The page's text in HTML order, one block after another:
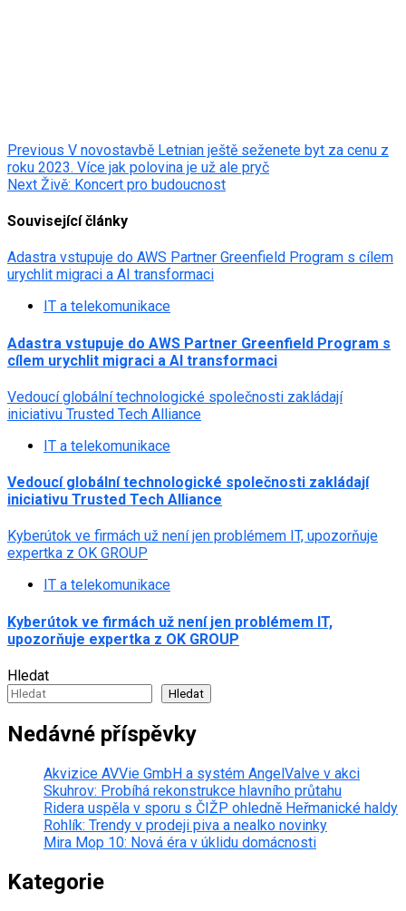
Post
navigation
Previous V novostavbě Letnian ještě seženete byt za cenu z
roku 2023. Více jak polovina je už ale pryč
Next Živě: Koncert pro budoucnost
Související články
Adastra vstupuje do AWS Partner Greenfield Program s cílem
urychlit migraci a AI transformaci
IT a telekomunikace
Adastra vstupuje do AWS Partner Greenfield Program s
cílem urychlit migraci a AI transformaci
Vedoucí globální technologické společnosti zakládají
iniciativu Trusted Tech Alliance
IT a telekomunikace
Vedoucí globální technologické společnosti zakládají
iniciativu Trusted Tech Alliance
Kyberútok ve firmách už není jen problémem IT, upozorňuje
expertka z OK GROUP
IT a telekomunikace
Kyberútok ve firmách už není jen problémem IT,
upozorňuje expertka z OK GROUP
Hledat
Hledat
Nedávné příspěvky
Akvizice AVVie GmbH a systém AngelValve v akci
Skuhrov: Probíhá rekonstrukce hlavního průtahu
Ridera uspěla v sporu s ČIŽP ohledně Heřmanické haldy
Rohlík: Trendy v prodeji piva a nealko novinky
Mira Mop 10: Nová éra v úklidu domácnosti
Kategorie